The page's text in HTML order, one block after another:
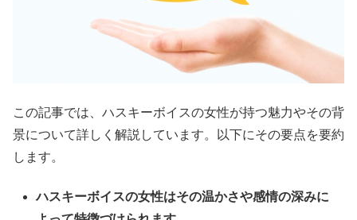
この記事では、ハスキーボイスの女性が持つ魅力やその背
景について詳しく解説しています。以下にその要点を要約
します。
ハスキーボイスの女性はその温かさや感情の深みに